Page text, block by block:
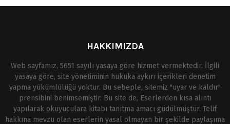
HAKKIMIZDA
Web sayfamız, 5651 sayılı yasaya göre hizmet vermektedir. İlgili
yasaya göre, site yönetiminin hukuka aykırı içerikleri denetim
yapma yükümlülüğü yoktur. Bu sebeple, sitemiz "uyar ve kaldır"
prensibini benimsemiştir. Bu site de, Eserlerden kısa alıntı
yapılarak okuyuculara kitabı tanıtma amacı güdülmüştür. Telif
hakkına mevzu olan eserlerin yasal olmayan bir şekilde paylaşıma